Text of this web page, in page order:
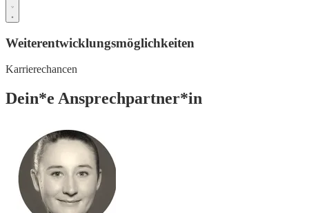
Weiterentwicklungsmöglichkeiten
Karrierechancen
Dein*e Ansprechpartner*in